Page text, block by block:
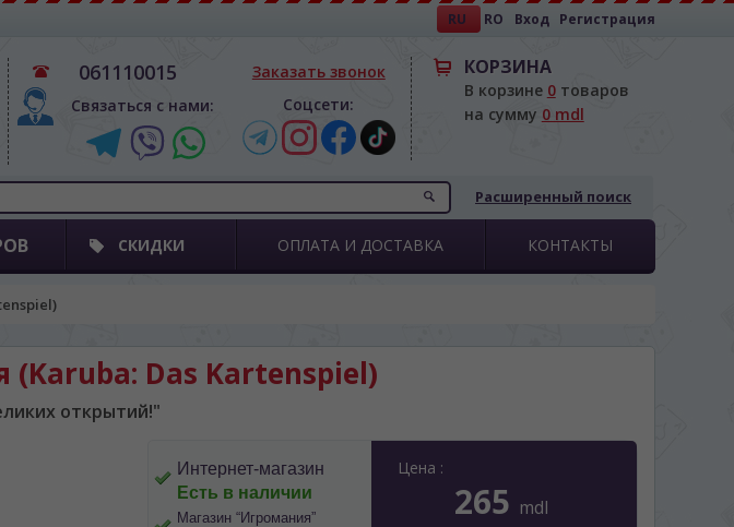
RU RO Вход Регистрация
061110015
Связаться с нами:
Заказать звонок
Соцсети:
КОРЗИНА
В корзине 0товаров
на сумму 0 mdl
Расширенный поиск
СКИДКИ ОПЛАТА И ДОСТАВКА КОНТАКТЫ
(Karuba: Das Kartenspiel)
открытий!"
Цена :
265 mdl
Интернет-магазин
Есть в наличии
Магазин “Игромания”